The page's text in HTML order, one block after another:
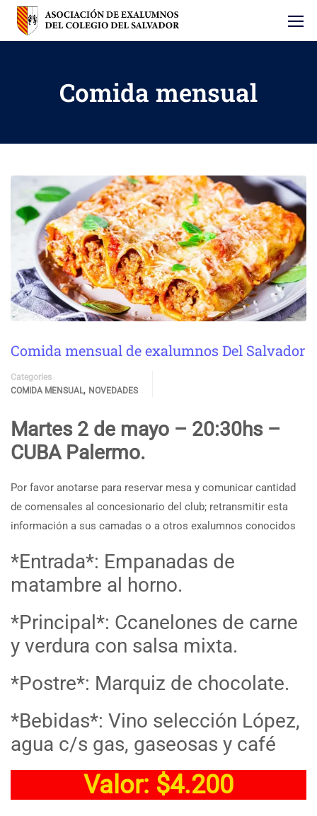
Comida mensual
Comida mensual de exalumnos Del Salvador
Categories
COMIDA MENSUAL, NOVEDADES
Martes 2 de mayo – 20:30hs –
CUBA Palermo.
Por favor anotarse para reservar mesa y comunicar cantidad
de comensales al concesionario del club; retransmitir esta
información a sus camadas o a otros exalumnos conocidos
*Entrada*: Empanadas de
matambre al horno.
*Principal*: Ccanelones de carne
y verdura con salsa mixta.
*Postre*: Marquiz de chocolate.
*Bebidas*: Vino selección López,
agua c/s gas, gaseosas y café
Valor: $4.200